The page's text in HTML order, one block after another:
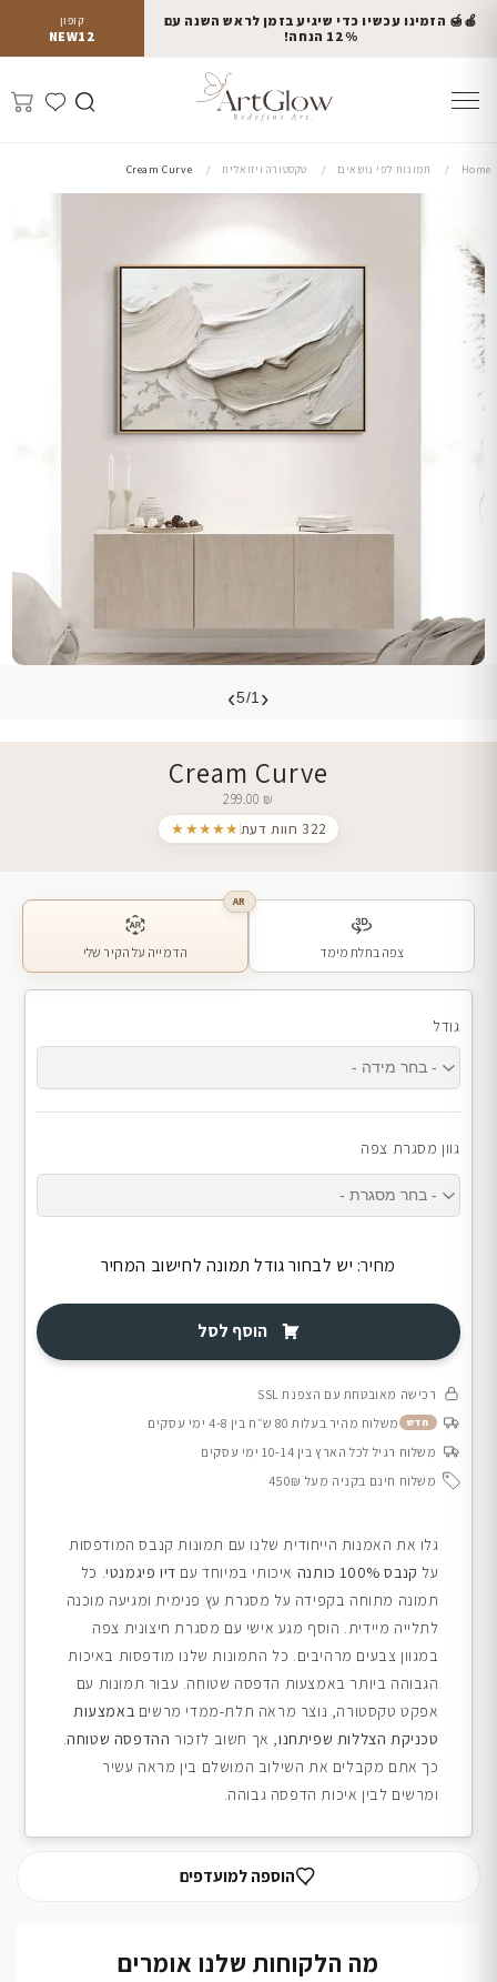
קופון
NEW12
🍎🍯 הזמינו עכשיו כדי שיגיע בזמן לראש השנה עם
12% הנחה!
Home תמונות לפי נושאים טקסטורה ויזואלית Cream Curve
‹
5/1
›
Cream Curve
299.00 ₪
★★★★★
322 חוות דעת
צפה בתלת מימד
AR
הדמייה על הקיר שלי
גודל
גוון מסגרת צפה
מחיר: יש לבחור גודל תמונה לחישוב המחיר
הוסף לסל
רכישה מאובטחת עם הצפנת SSL
חדש
משלוח מהיר בעלות 80 ש״ח בין 4-8 ימי עסקים
משלוח רגיל לכל הארץ בין 10-14 ימי עסקים
משלוח חינם בקניה מעל 450₪
גלו את האמנות הייחודית שלנו עם תמונות קנבס המודפסות
על קנבס 100% כותנה איכותי במיוחד עם דיו פיגמנטי. כל
תמונה מתוחה בקפידה על מסגרת עץ פנימית ומגיעה מוכנה
לתלייה מיידית. הוסף מגע אישי עם מסגרת חיצונית צפה
במגוון צבעים מרהיבים. כל התמונות שלנו מודפסות באיכות
הגבוהה ביותר באמצעות הדפסה שטוחה. עבור תמונות עם
אפקט טקסטורה, נוצר מראה תלת-ממדי מרשים באמצעות
טכניקת הצללות שפיתחנו, אך חשוב לזכור ההדפסה שטוחה.
כך אתם מקבלים את השילוב המושלם בין מראה עשיר
ומרשים לבין איכות הדפסה גבוהה.
הוספה למועדפים
מה הלקוחות שלנו אומרים